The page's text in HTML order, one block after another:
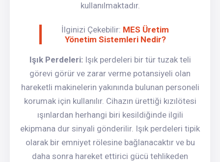
kullanılmaktadır.
İlginizi Çekebilir: MES Üretim
Yönetim Sistemleri Nedir?
Işık Perdeleri:Işık perdeleri bir tür tuzak teli
görevi görür ve zarar verme potansiyeli olan
hareketli makinelerin yakınında bulunan personeli
korumak için kullanılır. Cihazın ürettiği kızılötesi
ışınlardan herhangi biri kesildiğinde ilgili
ekipmana dur sinyali gönderilir. Işık perdeleri tipik
olarak bir emniyet rölesine bağlanacaktır ve bu
daha sonra hareket ettirici gücü tehlikeden